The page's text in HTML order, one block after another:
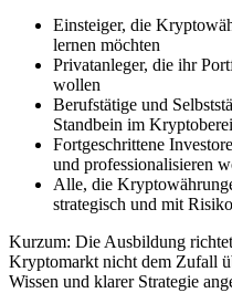
Einsteiger, die
lernen möchten
Privatanleger, die ihr
wollen
Berufstätige und
Standbein im
Fortgeschrittene
und professionalisieren
Alle, die
strategisch und mit
Kurzum: Die Ausbildung
Kryptomarkt nicht dem Zufall
Wissen und klarer Strategie